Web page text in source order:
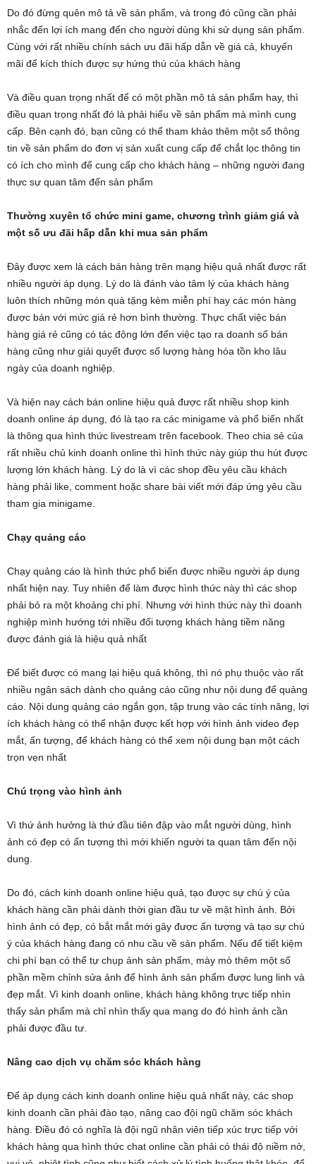
Do đó đừng quên mô tả về sản phẩm, và trong đó cũng cần phải
nhắc đến lợi ích mang đến cho người dùng khi sử dụng sản phẩm.
Cùng với rất nhiều chính sách ưu đãi hấp dẫn về giá cả, khuyến
mãi để kích thích được sự hứng thú của khách hàng
Và điều quan trọng nhất để có một phần mô tả sản phẩm hay, thì
điều quan trọng nhất đó là phải hiểu về sản phẩm mà mình cung
cấp. Bên cạnh đó, bạn cũng có thể tham khảo thêm một số thông
tin về sản phẩm do đơn vị sản xuất cung cấp để chắt lọc thông tin
có ích cho mình để cung cấp cho khách hàng – những người đang
thực sự quan tâm đến sản phẩm
Thường xuyên tổ chức mini game, chương trình giảm giá và
một số ưu đãi hấp dẫn khi mua sản phẩm
Đây được xem là cách bán hàng trên mạng hiệu quả nhất được rất
nhiều người áp dụng. Lý do là đánh vào tâm lý của khách hàng
luôn thích những món quà tặng kèm miễn phí hay các món hàng
được bán với mức giá rẻ hơn bình thường. Thực chất việc bán
hàng giá rẻ cũng có tác động lớn đến việc tạo ra doanh số bán
hàng cũng như giải quyết được số lượng hàng hóa tồn kho lâu
ngày của doanh nghiệp.
Và hiện nay cách bán online hiệu quả được rất nhiều shop kinh
doanh online áp dụng, đó là tạo ra các minigame và phổ biến nhất
là thông qua hình thức livestream trên facebook. Theo chia sẻ của
rất nhiều chủ kinh doanh online thì hình thức này giúp thu hút được
lượng lớn khách hàng. Lý do là vì các shop đều yêu cầu khách
hàng phải like, comment hoặc share bài viết mới đáp ứng yêu cầu
tham gia minigame.
Chạy quảng cáo
Chạy quảng cáo là hình thức phổ biến được nhiều người áp dụng
nhất hiện nay. Tuy nhiên để làm được hình thức này thì các shop
phải bỏ ra một khoảng chi phí. Nhưng với hình thức này thì doanh
nghiệp mình hướng tới nhiều đối tượng khách hàng tiềm năng
được đánh giá là hiệu quả nhất
Để biết được có mang lại hiệu quả không, thì nó phụ thuộc vào rất
nhiều ngân sách dành cho quảng cáo cũng như nội dung để quảng
cáo. Nội dung quảng cáo ngắn gọn, tập trung vào các tính năng, lợi
ích khách hàng có thể nhận được kết hợp với hình ảnh video đẹp
mắt, ấn tượng, để khách hàng có thể xem nội dung bạn một cách
trọn vẹn nhất
Chú trọng vào hình ảnh
Vì thứ ảnh hưởng là thứ đầu tiên đập vào mắt người dùng, hình
ảnh có đẹp có ấn tượng thì mới khiến người ta quan tâm đến nội
dung.
Do đó, cách kinh doanh online hiệu quả, tạo được sự chú ý của
khách hàng cần phải dành thời gian đầu tư về mặt hình ảnh. Bởi
hình ảnh có đẹp, có bắt mắt mới gây được ấn tượng và tạo sự chú
ý của khách hàng đang có nhu cầu về sản phẩm. Nếu để tiết kiệm
chi phí bạn có thể tự chụp ảnh sản phẩm, mày mò thêm một số
phần mềm chỉnh sửa ảnh để hình ảnh sản phẩm được lung linh và
đẹp mắt. Vì kinh doanh online, khách hàng không trực tiếp nhìn
thấy sản phẩm mà chỉ nhìn thấy qua mạng do đó hình ảnh cần
phải được đầu tư.
Nâng cao dịch vụ chăm sóc khách hàng
Để áp dụng cách kinh doanh online hiệu quả nhất này, các shop
kinh doanh cần phải đào tạo, nâng cao đội ngũ chăm sóc khách
hàng. Điều đó có nghĩa là đội ngũ nhân viên tiếp xúc trực tiếp với
khách hàng qua hình thức chat online cần phải có thái độ niềm nở,